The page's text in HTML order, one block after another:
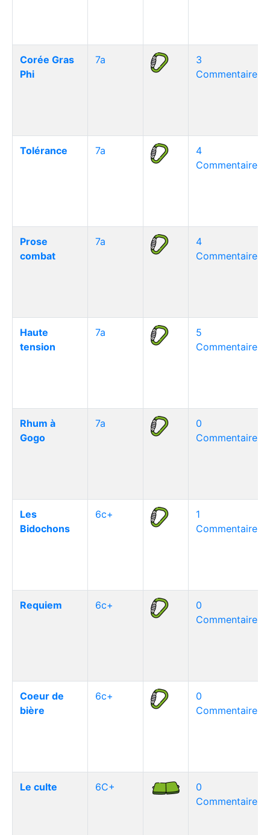
Corée Gras
Phi
7a
3
Commentaire(s)
Tolérance 7a
4
Commentaire(s)
Prose
combat
7a
4
Commentaire(s)
Haute
tension
7a
5
Commentaire(s)
Rhum à
Gogo
7a
0
Commentaire(s)
Les
Bidochons
6c+
1
Commentaire(s)
Requiem 6c+
0
Commentaire(s)
Coeur de
bière
6c+
0
Commentaire(s)
Le culte 6C+
0
Commentaire(s)